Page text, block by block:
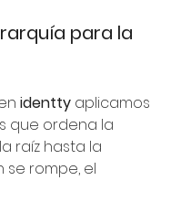
para la
identty aplicamos
que ordena la
raíz hasta la
se rompe, el